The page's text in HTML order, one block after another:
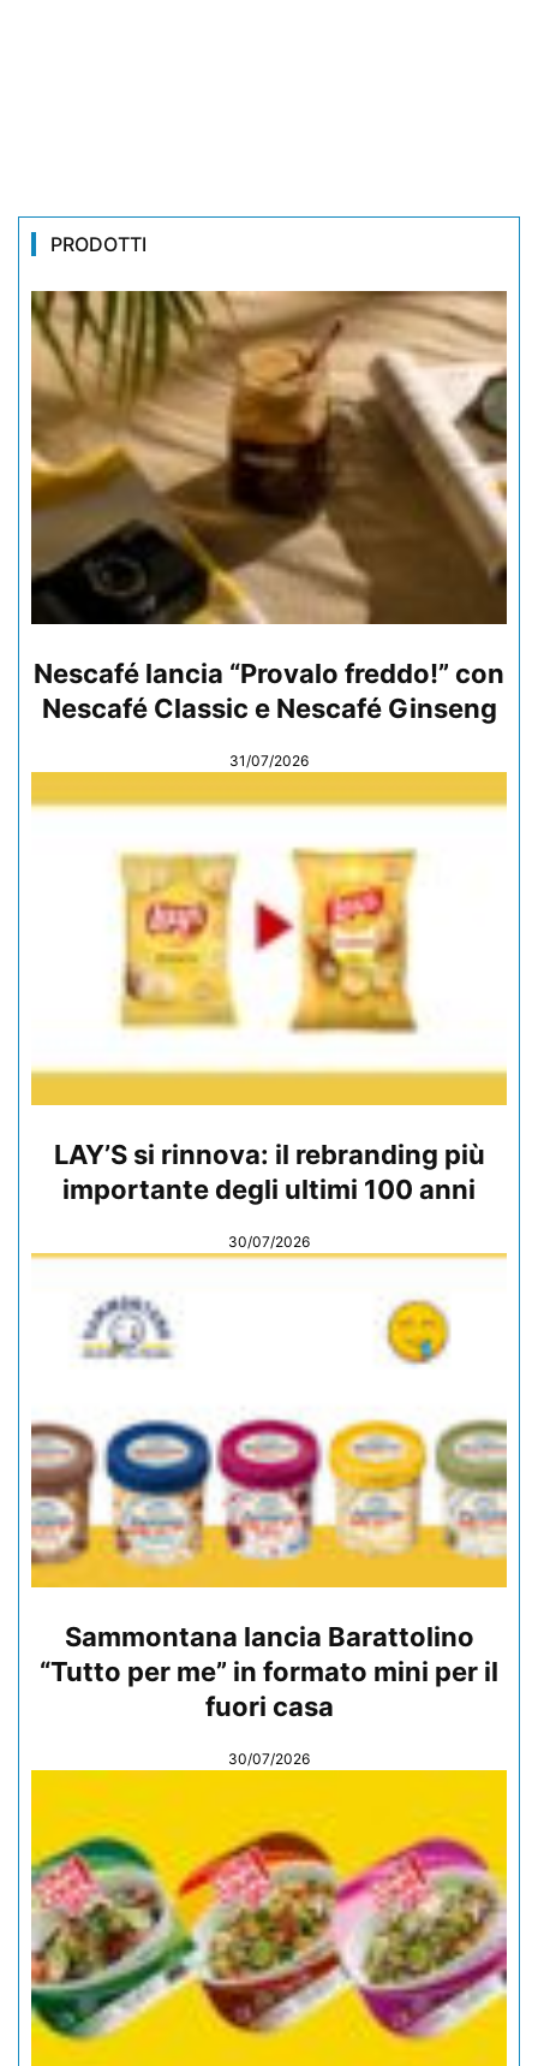
PRODOTTI
Nescafé lancia “Provalo freddo!” con
Nescafé Classic e Nescafé Ginseng
31/07/2026
LAY’S si rinnova: il rebranding più
importante degli ultimi 100 anni
30/07/2026
Sammontana lancia Barattolino
“Tutto per me” in formato mini per il
fuori casa
30/07/2026